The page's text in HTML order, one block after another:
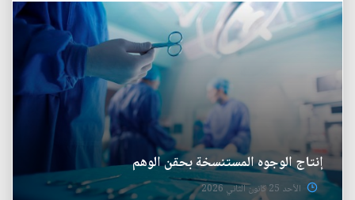
إنتاج‭ ‬الوجوه‭ ‬المستنسخة بحقن‭ ‬الوهم
الأحد 25 كانون الثاني 2026